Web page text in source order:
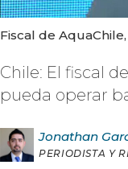
Fiscal de
Chile: El fiscal
pueda operar
Jonathan
PERIODISTA Y